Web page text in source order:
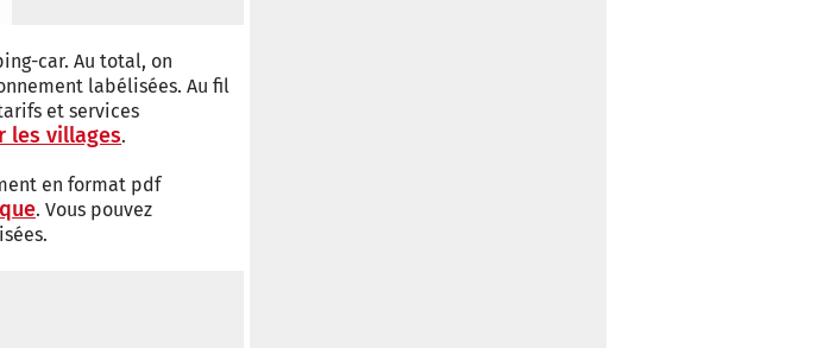
car. Au total, on
labélisées. Au fil
et services
les villages.
en format pdf
. Vous pouvez